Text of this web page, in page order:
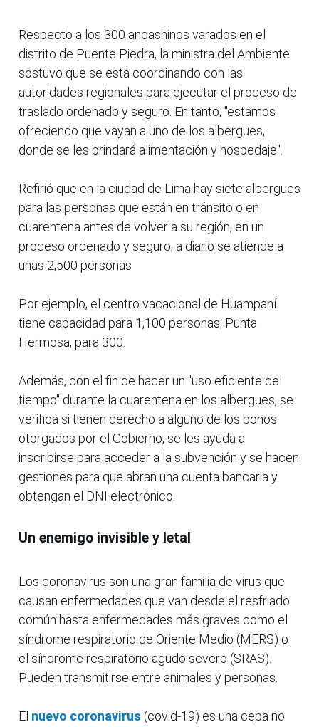
Respecto a los 300 ancashinos varados en el
distrito de Puente Piedra, la ministra del Ambiente
sostuvo que se está coordinando con las
autoridades regionales para ejecutar el proceso de
traslado ordenado y seguro. En tanto, "estamos
ofreciendo que vayan a uno de los albergues,
donde se les brindará alimentación y hospedaje".
Refirió que en la ciudad de Lima hay siete albergues
para las personas que están en tránsito o en
cuarentena antes de volver a su región, en un
proceso ordenado y seguro; a diario se atiende a
unas 2,500 personas
Por ejemplo, el centro vacacional de Huampaní
tiene capacidad para 1,100 personas; Punta
Hermosa, para 300.
Además, con el fin de hacer un "uso eficiente del
tiempo" durante la cuarentena en los albergues, se
verifica si tienen derecho a alguno de los bonos
otorgados por el Gobierno, se les ayuda a
inscribirse para acceder a la subvención y se hacen
gestiones para que abran una cuenta bancaria y
obtengan el DNI electrónico.
Un enemigo invisible y letal
Los coronavirus son una gran familia de virus que
causan enfermedades que van desde el resfriado
común hasta enfermedades más graves como el
síndrome respiratorio de Oriente Medio (MERS) o
el síndrome respiratorio agudo severo (SRAS).
Pueden transmitirse entre animales y personas.
El nuevo coronavirus (covid-19) es una cepa no